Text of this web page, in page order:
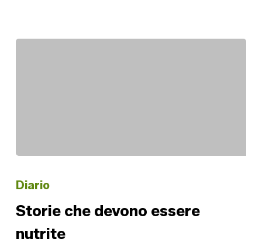
che
essere
nutrite
Diario
Storie che devono essere
nutrite